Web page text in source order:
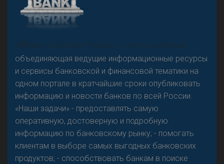
«Н
овости Банков России» – группа компаний,
объединяющая ведущие информационные ресурсы
и сервисы банковской и финансовой тематики на
одном портале в кратчайшие сроки опубликовать
информацию и новости банков по всей России.
«Наши задачи» - предоставлять самую
оперативную, достоверную и подробную
информацию по банковскому рынку; - помогать
клиентам в выборе самых выгодных банковских
продуктов; - способствовать банкам в поиске